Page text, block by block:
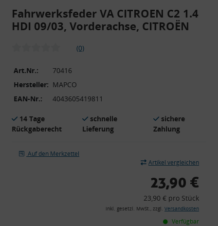
Fahrwerksfeder VA CITROEN C2 1.4
HDI 09/03, Vorderachse, CITROËN
(0)
Art.Nr.:
70416
Hersteller: MAPCO
EAN-Nr.:
4043605419811
14 Tage
Rückgaberecht
schnelle
Lieferung
sichere
Zahlung
Auf den Merkzettel
Artikel vergleichen
23,90 €
23,90 € pro Stück
inkl. gesetzl. MwSt., zzgl. Versandkosten
Verfügbar